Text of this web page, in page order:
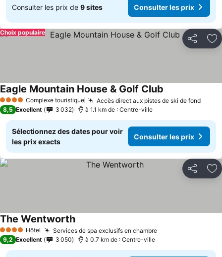
Consulter les prix de 9 sites Consulter les prix
Partager
Choix populaire
4 Étoiles Complexe touristique Accès direct aux pistes de ski de fond
Eagle Mountain House & Golf Club
8,5 Excellent 3 032 à 1.1 km de : Centre-ville
Sélectionnez des dates pour voir
les prix exacts
Consulter les prix
Partager
4 Étoiles Hôtel Services de spa exclusifs en chambre
The Wentworth
9,2 Excellent 3 050 à 0.7 km de : Centre-ville